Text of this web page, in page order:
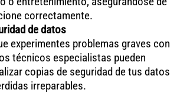
correctamente.
de datos
experimentes problemas graves con
técnicos especialistas pueden
copias de seguridad de tus datos
irreparables.